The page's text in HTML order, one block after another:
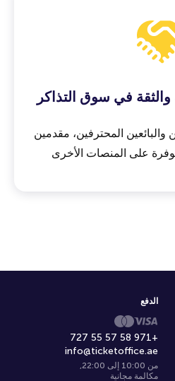
والبائعين المحترفين، مقدمين
على المنصات الأخرى
+971 58 57 55 727
info@ticketoffice.ae
من 10:00 إلى 22:00
,
مكالمة مجانية
الدفع